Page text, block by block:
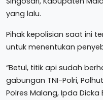
yang lalu.
Pihak kepolisian saat ini
untuk menentukan
“Betul, titik api sudah
gabungan TNI-Polri,
Polres Malang, Ipda